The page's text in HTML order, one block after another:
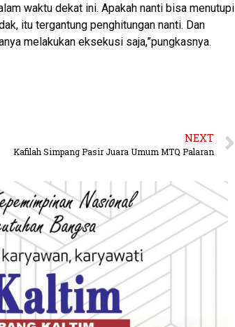
waktu dekat ini. Apakah nanti bisa menutupi
itu tergantung penghitungan nanti. Dan
melakukan eksekusi saja,”pungkasnya.
NEXT
Kafilah Simpang Pasir Juara Umum MTQ Palaran